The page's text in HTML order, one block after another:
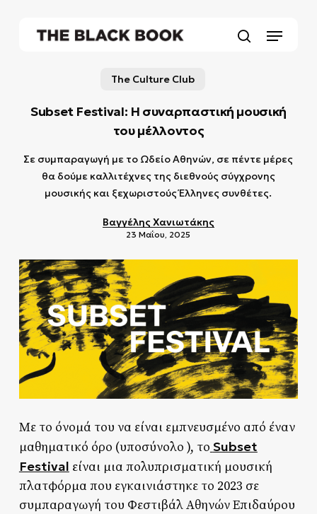
Menu
The Culture Club
Subset Festival: Η συναρπαστική μουσική
του μέλλοντος
Σε συμπαραγωγή με το Ωδείο Αθηνών, σε πέντε μέρες
θα δούμε καλλιτέχνες της διεθνούς σύγχρονης
μουσικής και ξεχωριστούς Έλληνες συνθέτες.
Βαγγέλης Χανιωτάκης
23 Μαΐου, 2025
Με το όνομά του να είναι εμπνευσμένο από έναν
μαθηματικό όρο (υποσύνολο ), το Subset
Festival είναι μια πολυπρισματική μουσική
πλατφόρμα που εγκαινιάστηκε το 2023 σε
συμπαραγωγή του Φεστιβάλ Αθηνών Επιδαύρου